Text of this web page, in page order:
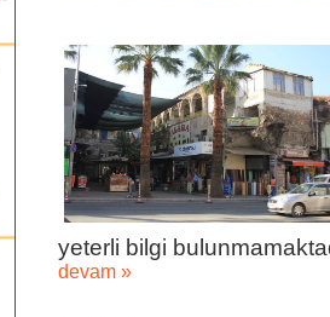
yeterli bilgi
devam »